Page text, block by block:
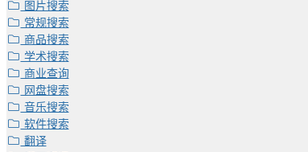
图片搜索
常规搜索
商品搜索
学术搜索
商业查询
网盘搜索
音乐搜索
软件搜索
翻译